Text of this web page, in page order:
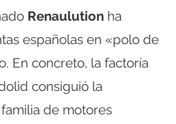
Renaulution ha
españolas en «polo de
En concreto, la factoría
consiguió la
de motores